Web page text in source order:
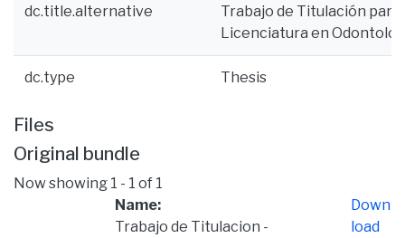
dc.title.alternative
Trabajo de Titulación
Licenciatura en
dc.type Thesis
Files
Original bundle
Now showing 1 - 1 of 1
Name:
Trabajo de Titulacion -
Down
load